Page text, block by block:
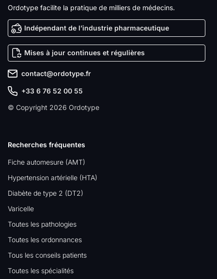
Ordotype facilite la pratique de milliers de médecins.
Indépendant de l’industrie pharmaceutique
Mises à jour continues et régulières
contact@ordotype.fr
+33 6 76 52 00 55
© Copyright 2026 Ordotype
Recherches fréquentes
Fiche automesure (AMT)
Hypertension artérielle (HTA)
Diabète de type 2 (DT2)
Varicelle
Toutes les pathologies
Toutes les ordonnances
Tous les conseils patients
Toutes les spécialités